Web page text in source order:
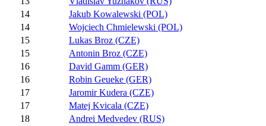
14
Jakub Kowalewski (POL)
14
Wojciech Chmielewski (POL)
15
Lukas Broz (CZE)
15
Antonin Broz (CZE)
16
David Gamm (GER)
16
Robin Geueke (GER)
17
Jaromir Kudera (CZE)
17
Matej Kvicala (CZE)
18
Andrei Medvedev (RUS)